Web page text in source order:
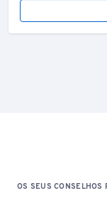
OS SEUS CONSELHOS